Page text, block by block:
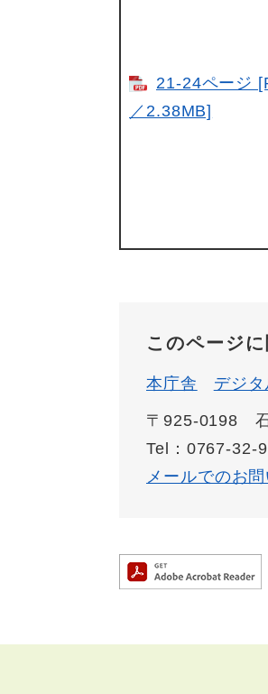
21-24ページ
／2.38MB]
このページ
本庁舎 デジ
〒925-0198
Tel：0767-32-
メールでのお